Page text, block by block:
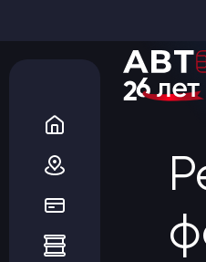
О компании
Акции
Статьи
Топливные карты